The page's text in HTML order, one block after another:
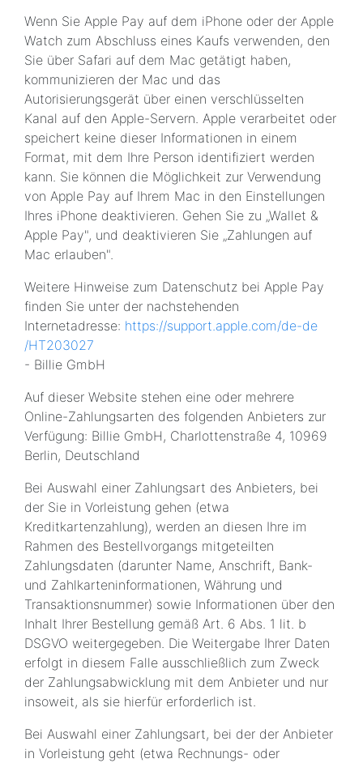
Wenn Sie Apple Pay auf dem iPhone oder der Apple
Watch zum Abschluss eines Kaufs verwenden, den
Sie über Safari auf dem Mac getätigt haben,
kommunizieren der Mac und das
Autorisierungsgerät über einen verschlüsselten
Kanal auf den Apple-Servern. Apple verarbeitet oder
speichert keine dieser Informationen in einem
Format, mit dem Ihre Person identifiziert werden
kann. Sie können die Möglichkeit zur Verwendung
von Apple Pay auf Ihrem Mac in den Einstellungen
Ihres iPhone deaktivieren. Gehen Sie zu „Wallet &
Apple Pay", und deaktivieren Sie „Zahlungen auf
Mac erlauben".
Weitere Hinweise zum Datenschutz bei Apple Pay
finden Sie unter der nachstehenden
Internetadresse: https://support.apple.com/de-de
/HT203027
- Billie GmbH
Auf dieser Website stehen eine oder mehrere
Online-Zahlungsarten des folgenden Anbieters zur
Verfügung: Billie GmbH, Charlottenstraße 4, 10969
Berlin, Deutschland
Bei Auswahl einer Zahlungsart des Anbieters, bei
der Sie in Vorleistung gehen (etwa
Kreditkartenzahlung), werden an diesen Ihre im
Rahmen des Bestellvorgangs mitgeteilten
Zahlungsdaten (darunter Name, Anschrift, Bank-
und Zahlkarteninformationen, Währung und
Transaktionsnummer) sowie Informationen über den
Inhalt Ihrer Bestellung gemäß Art. 6 Abs. 1 lit. b
DSGVO weitergegeben. Die Weitergabe Ihrer Daten
erfolgt in diesem Falle ausschließlich zum Zweck
der Zahlungsabwicklung mit dem Anbieter und nur
insoweit, als sie hierfür erforderlich ist.
Bei Auswahl einer Zahlungsart, bei der der Anbieter
in Vorleistung geht (etwa Rechnungs- oder